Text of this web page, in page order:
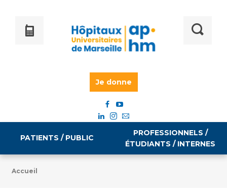
Je donne
PATIENTS / PUBLIC
PROFESSIONNELS /
ÉTUDIANTS / INTERNES
Accueil